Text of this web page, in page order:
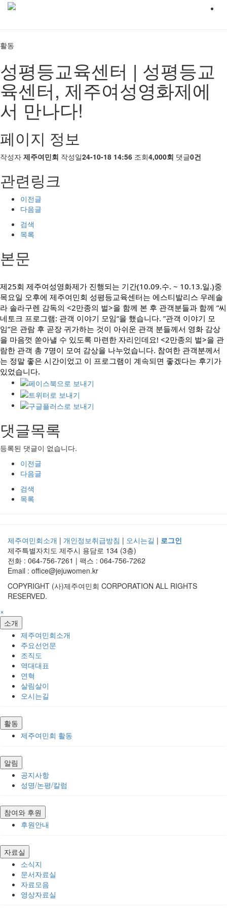
활동
성평등교육센터 | 성평등교
육센터, 제주여성영화제에
서 만나다!
페이지 정보
작성자 제주여민회 작성일24-10-18 14:56 조회4,000회 댓글0건
관련링크
이전글
다음글
검색
목록
본문
제25회 제주여성영화제가 진행되는 기간(10.09.수. ~ 10.13.일.)중
목요일 오후에 제주여민회 성평등교육센터는 에스티발리스 우레솔
라 솔라구렌 감독의 <2만종의 벌>을 함께 본 후 관객분들과 함께 ”씨
네토크 프로그램: 관객 이야기 모임“을 했습니다. ”관객 이야기 모
임“은 관람 후 곧장 귀가하는 것이 아쉬운 관객 분들께서 영화 감상
을 마음껏 쏟아낼 수 있도록 마련한 자리인데요! <2만종의 벌>을 관
람한 관객 총 7명이 모여 감상을 나누었습니다. 참여한 관객분께서
는 정말 좋은 시간이었고 이 프로그램이 계속되면 좋겠다는 후기가
있었습니다.
댓글목록
등록된 댓글이 없습니다.
이전글
다음글
검색
목록
제주여민회소개 | 개인정보취급방침 | 오시는길 | 로그인
제주특별자치도 제주시 용담로 134 (3층)
전화 : 064-756-7261 | 팩스 : 064-756-7262
Email : office@jejuwomen.kr
COPYRIGHT (사)제주여민회 CORPORATION ALL RIGHTS
RESERVED.
×
소개
제주여민회소개
주요선언문
조직도
역대대표
연혁
살림살이
오시는길
활동
제주여민회 활동
알림
공지사항
성명/논평/칼럼
참여와 후원
후원안내
자료실
소식지
문서자료실
자료모음
영상자료실